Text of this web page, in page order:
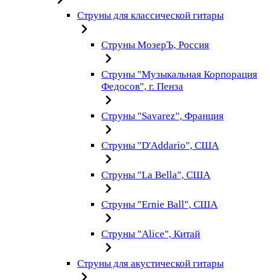
Струны для классической гитары
Струны МозерЪ, Россия
Струны "Музыкальная Корпорация
Федосов", г. Пенза
Струны "Savarez", Франция
Струны "D'Addario", США
Струны "La Bella", США
Струны "Ernie Ball", США
Струны "Alice", Китай
Струны для акустической гитары